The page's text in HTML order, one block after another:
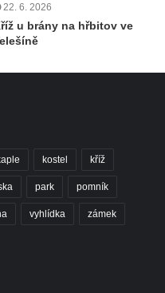
stěnách
ve
22. 6. 2026
u brány na hřbitov ve
kostel kříž
park pomník
vyhlídka zámek